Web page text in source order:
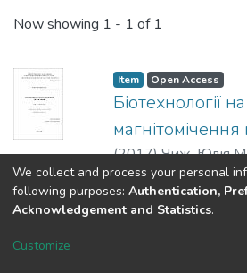
Now showing 1 - 1 of 1
Item Open Access
Біотехнології
магнітомічення
(2017)Чиж, Юлія
Горобець, Світлана
біоінформатики ;
біотехнології і
технічний
«Київський
Show more
DSpace software copyright ©
Send
We collect and process your personal
following purposes: Authentication,
Acknowledgement and Statistics.
Customize